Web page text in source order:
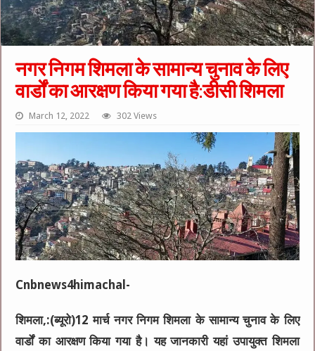
नगर निगम शिमला के सामान्य चुनाव के लिए
वार्डों का आरक्षण किया गया है:डीसी शिमला
March 12, 2022 302 Views
Cnbnews4himachal-
शिमला,:(ब्यूरो)12 मार्च नगर निगम शिमला के सामान्य चुनाव के लिए
वार्डों का आरक्षण किया गया है। यह जानकारी यहां उपायुक्त शिमला